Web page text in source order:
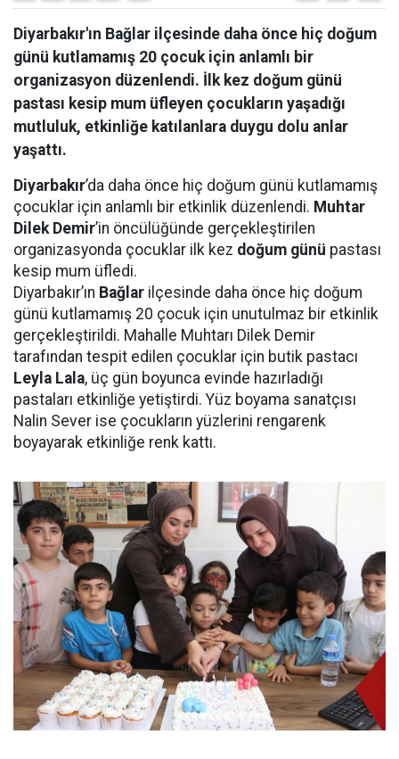
Diyarbakır'ın Bağlar ilçesinde daha önce hiç doğum
günü kutlamamış 20 çocuk için anlamlı bir
organizasyon düzenlendi. İlk kez doğum günü
pastası kesip mum üfleyen çocukların yaşadığı
mutluluk, etkinliğe katılanlara duygu dolu anlar
yaşattı.
Diyarbakır’da daha önce hiç doğum günü kutlamamış
çocuklar için anlamlı bir etkinlik düzenlendi. Muhtar
Dilek Demir’in öncülüğünde gerçekleştirilen
organizasyonda çocuklar ilk kez doğum günü pastası
kesip mum üfledi.
Diyarbakır’ın Bağlar ilçesinde daha önce hiç doğum
günü kutlamamış 20 çocuk için unutulmaz bir etkinlik
gerçekleştirildi. Mahalle Muhtarı Dilek Demir
tarafından tespit edilen çocuklar için butik pastacı
Leyla Lala, üç gün boyunca evinde hazırladığı
pastaları etkinliğe yetiştirdi. Yüz boyama sanatçısı
Nalin Sever ise çocukların yüzlerini rengarenk
boyayarak etkinliğe renk kattı.